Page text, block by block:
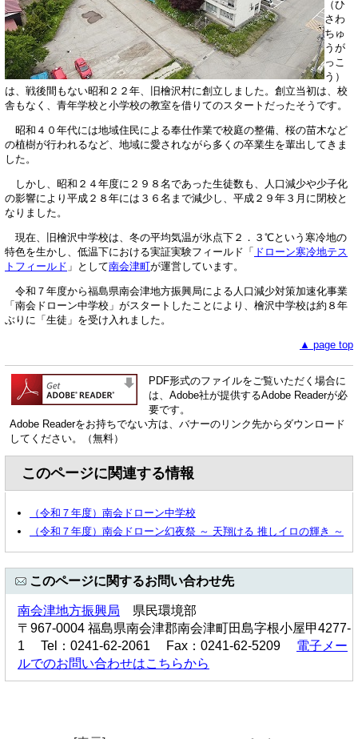
（ひ
さわ
ちゅ
うが
っこ
う）
は、戦後間もない昭和２２年、旧檜沢村に創立しました。創立当初は、校
舎もなく、青年学校と小学校の教室を借りてのスタートだったそうです。
昭和４０年代には地域住民による奉仕作業で校庭の整備、桜の苗木など
の植樹が行われるなど、地域に愛されながら多くの卒業生を輩出してきま
した。
しかし、昭和２４年度に２９８名であった生徒数も、人口減少や少子化
の影響により平成２８年には３６名まで減少し、平成２９年３月に閉校と
なりました。
現在、旧檜沢中学校は、冬の平均気温が氷点下２．３℃という寒冷地の
特色を生かし、低温下における実証実験フィールド「 ドローン寒冷地テス
トフィールド 」として南会津町が運営しています。
令和７年度から福島県南会津地方振興局による人口減少対策加速化事業
「南会ドローン中学校」がスタートしたことにより、檜沢中学校は約８年
ぶりに「生徒」を受け入れました。
▲ page top
PDF形式のファイルをご覧いただく場合に
は、Adobe社が提供するAdobe Readerが必
要です。
Adobe Readerをお持ちでない方は、バナーのリンク先からダウンロード
してください。（無料）
このページに関連する情報
（令和７年度）南会ドローン中学校
（令和７年度）南会ドローン幻夜祭 ～ 天翔ける 推しイロの輝き ～
このページに関するお問い合わせ先
南会津地方振興局 県民環境部
〒967-0004 福島県南会津郡南会津町田島字根小屋甲4277-
1 Tel：0241-62-2061 Fax：0241-62-5209 電子メー
ルでのお問い合わせはこちらから